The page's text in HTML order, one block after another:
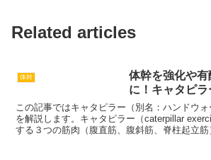
Related articles
体幹
体幹を強化や
に！キャタピ
この記事ではキャタピラー（別名：ハンドウ
を解説します。キャタピラー（caterpillar
する３つの筋肉（腹直筋、腹斜筋、脊柱起立筋